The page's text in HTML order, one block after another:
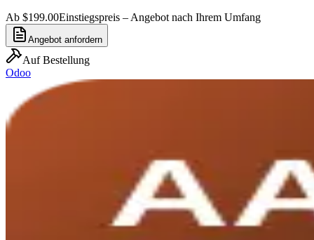
Ab $199.00Einstiegspreis – Angebot nach Ihrem Umfang
Angebot anfordern
Auf Bestellung
Odoo